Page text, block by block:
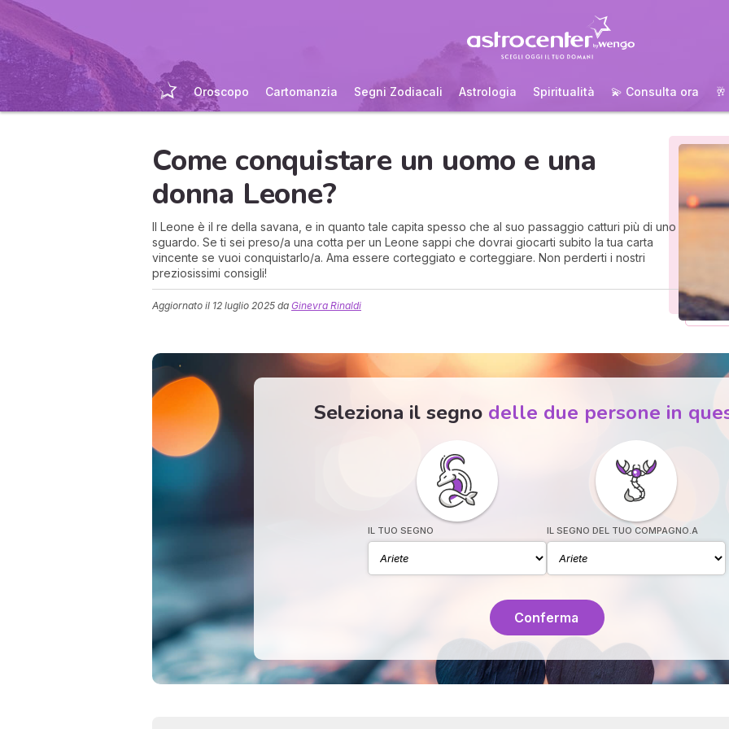
Oroscopo Cartomanzia Segni Zodiacali Astrologia Spiritualità 💫 Consulta ora
Come conquistare un uomo e una
donna Leone?
Il Leone è il re della savana, e in quanto tale capita spesso che al suo passaggio catturi più di uno
sguardo. Se ti sei preso/a una cotta per un Leone sappi che dovrai giocarti subito la tua carta
vincente se vuoi conquistarlo/a. Ama essere corteggiato e corteggiare. Non perderti i nostri
preziosissimi consigli!
Aggiornato il 12 luglio 2025 da Ginevra Rinaldi
Seleziona il segno delle due persone in
IL TUO SEGNO IL SEGNO DEL TUO COMPAGNO.A
Conferma